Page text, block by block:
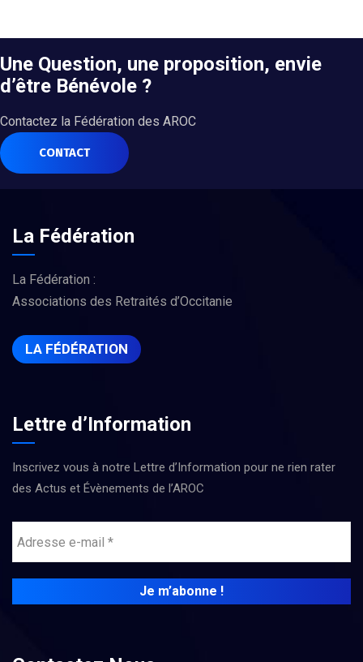
Une Question, une proposition, envie
d’être Bénévole ?
Contactez la Fédération des AROC
CONTACT
La Fédération
La Fédération :
Associations des Retraités d’Occitanie
LA FÉDÉRATION
Lettre d’Information
Inscrivez vous à notre Lettre d’Information pour ne rien rater
des Actus et Évènements de l’AROC